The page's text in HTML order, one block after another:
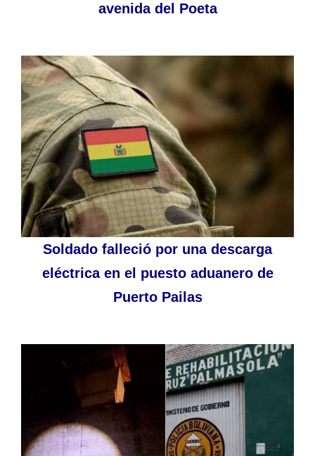
avenida del Poeta
Soldado falleció por una descarga
eléctrica en el puesto aduanero de
Puerto Pailas